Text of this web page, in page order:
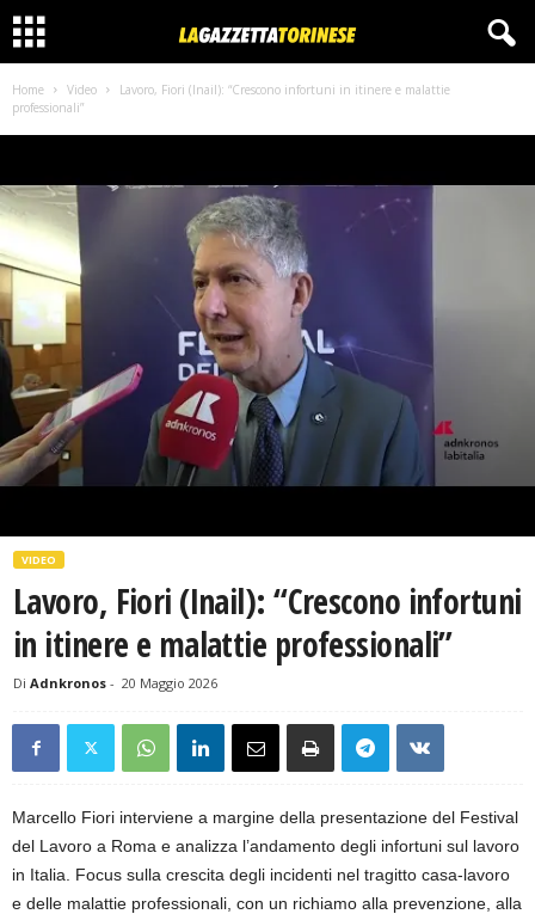
Home Video
Lavoro, Fiori (Inail): “Crescono infortuni in itinere e malattie
professionali”
VIDEO
Lavoro, Fiori (Inail): “Crescono infortuni
in itinere e malattie professionali”
Di Adnkronos - 20 Maggio 2026
Marcello Fiori interviene a margine della presentazione del Festival
del Lavoro a Roma e analizza l’andamento degli infortuni sul lavoro
in Italia. Focus sulla crescita degli incidenti nel tragitto casa-lavoro
e delle malattie professionali, con un richiamo alla prevenzione, alla